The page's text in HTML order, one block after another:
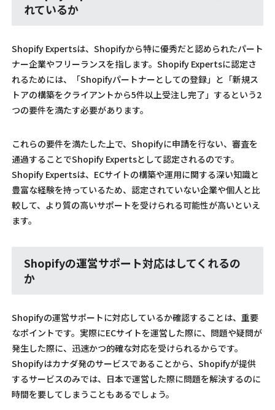
れているか
Shopify Expertsは、Shopifyから特に優秀だと認められたパート
ナー企業やフリーランスを指します。Shopify Expertsに認定さ
れるためには、「Shopifyパートナーとしての登録」と「新規ス
トアの構築をクライアントから5件以上受注し完了」するという2
つの要件を満たす必要があります。
これらの要件を満たした上で、Shopifyに申請を行ない、審査を
通過することでShopify Expertsとして認定されるのです。
Shopify Expertsは、ECサイトの構築や運用に関する深い知識と
豊富な経験を持っているため、認定されていない企業や個人と比
較して、より質の高いサポートを受けられる可能性が高いといえ
ます。
Shopifyの運営サポート対応はしてくれるの
か
Shopifyの運営サポートに対応しているか確認することは、重要
なポイントです。実際にECサイトを運営した際に、問題や疑問が
発生した際に、迅速かつ的確な対応を受けられるからです。
Shopifyはカナダ発のサービスであることから、Shopifyが提供
するサービスのみでは、日本で運営した際に問題を解決するのに
時間を要してしまうこともあるでしょう。